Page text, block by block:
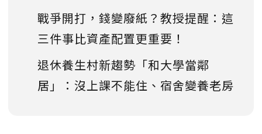
戰爭開打，錢變廢紙？教授提醒：這
三件事比資產配置更重要！
退休養生村新趨勢「和大學當鄰
居」：沒上課不能住、宿舍變養老房